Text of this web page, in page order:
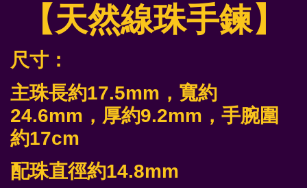
【天然線珠手鍊】
尺寸：
主珠長約17.5mm，寬約
24.6mm ，厚約9.2mm ，手腕圍
約17cm
配珠直徑約14.8mm